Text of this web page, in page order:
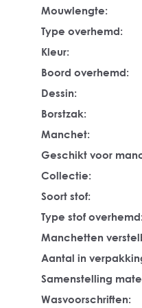
Mouwlengte:
Type overhemd:
Kleur:
Boord overhemd:
Dessin:
Borstzak:
Manchet:
Geschikt voor
Collectie:
Soort stof:
Type stof overhemd:
Manchetten
Aantal in
Samenstelling
Wasvoorschriften: